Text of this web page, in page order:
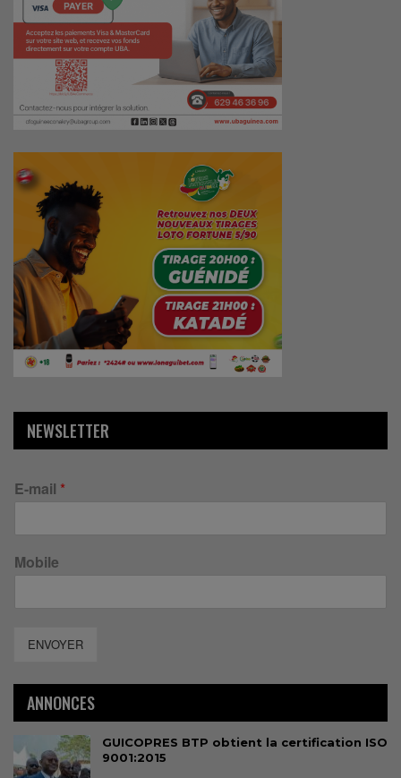
NEWSLETTER
E-mail *
Mobile
ENVOYER
ANNONCES
GUICOPRES BTP obtient la certification ISO
9001:2015